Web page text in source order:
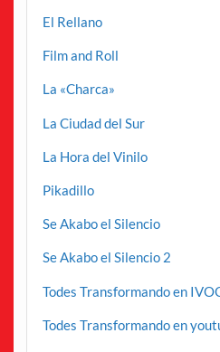
El Rellano
Film and Roll
La «Charca»
La Ciudad del Sur
La Hora del Vinilo
Pikadillo
Se Akabo el Silencio
Se Akabo el Silencio 2
Todes Transformando en
Todes Transformando en